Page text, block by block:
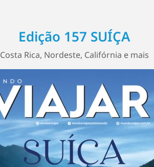
Edição 157 SUÍÇA
Costa Rica, Nordeste, Califórnia e mais